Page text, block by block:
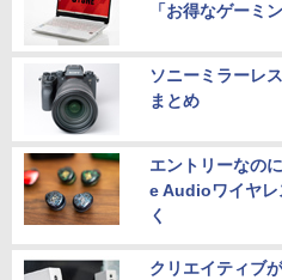
「お得なゲーミ
ソニーミラーレ
まとめ
エントリーなの
e Audioワイヤレ
く
クリエイティブ